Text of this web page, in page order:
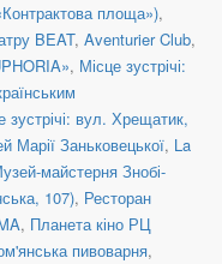
площа»),
BEAT, Aventurier Club,
, Місце зустрічі:
зустрічі: вул. Хрещатик,
Марії Заньковецької, La
майстерня Знобі-
107), Ресторан
, Планета кіно РЦ
пивоварня,